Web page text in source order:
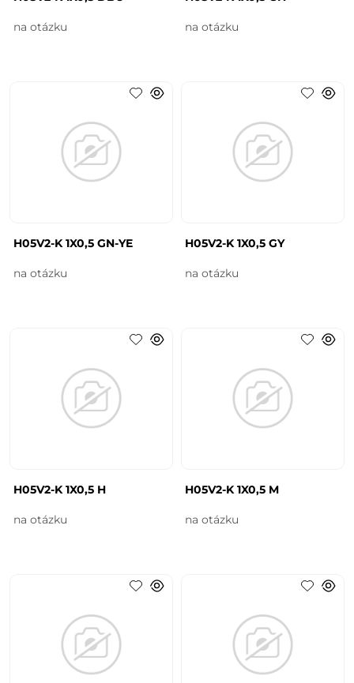
na otázku na otázku
H05V2-K 1X0,5 GN-YE
na otázku
H05V2-K 1X0,5 GY
na otázku
H05V2-K 1X0,5 H
na otázku
H05V2-K 1X0,5 M
na otázku